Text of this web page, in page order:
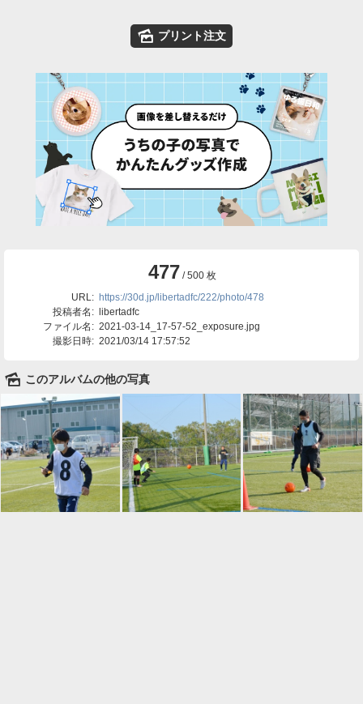
🌄 プリント注文
477 / 500 枚
URL: https://30d.jp/libertadfc/222/photo/478
投稿者名: libertadfc
ファイル名: 2021-03-14_17-57-52_exposure.jpg
撮影日時: 2021/03/14 17:57:52
🌄 このアルバムの他の写真